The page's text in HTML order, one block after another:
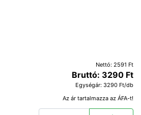
Nettó: 2591 Ft
Bruttó: 3290 Ft
Egységár: 3290 Ft/db
Az ár tartalmazza az ÁFA-t!